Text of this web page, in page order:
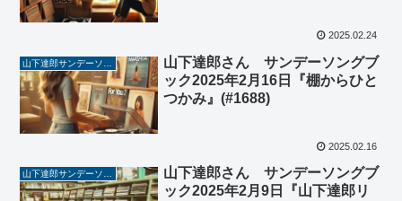
2025.02.24
山下達郎さん サンデーソングブ
ック2025年2月16日『棚からひと
つかみ』(#1688)
2025.02.16
山下達郎サンデーソングブック
山下達郎さん サンデーソングブ
ック2025年2月9日『山下達郎リ